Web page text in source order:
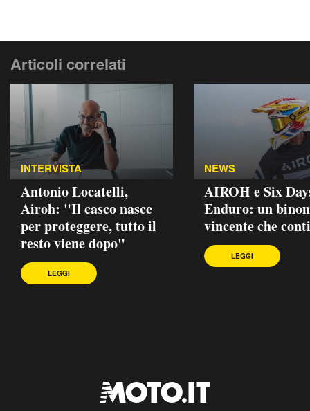
Articoli correlati
INTERVISTA
Antonio Locatelli,
Airoh: "Il casco nasce
per proteggere, tutto il
resto viene dopo"
LEGGI
NEWS
AIROH e Six
Enduro: un
vincente che
LEGGI